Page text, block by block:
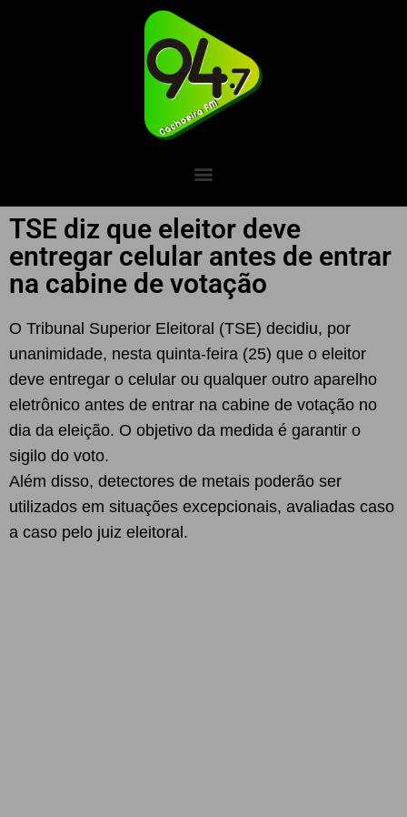
TSE diz que eleitor deve
entregar celular antes de entrar
na cabine de votação
O Tribunal Superior Eleitoral (TSE) decidiu, por
unanimidade, nesta quinta-feira (25) que o eleitor
deve entregar o celular ou qualquer outro aparelho
eletrônico antes de entrar na cabine de votação no
dia da eleição. O objetivo da medida é garantir o
sigilo do voto.
Além disso, detectores de metais poderão ser
utilizados em situações excepcionais, avaliadas caso
a caso pelo juiz eleitoral.